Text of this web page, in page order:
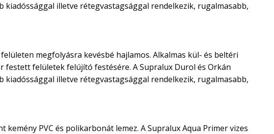
illetve rétegvastagsággal rendelkezik, rugalmasabb,
megfolyásra kevésbé hajlamos. Alkalmas kül- és beltéri
felületek felújító festésére. A Supralux Durol és Orkán
illetve rétegvastagsággal rendelkezik, rugalmasabb,
PVC és polikarbonát lemez. A Supralux Aqua Primer vizes